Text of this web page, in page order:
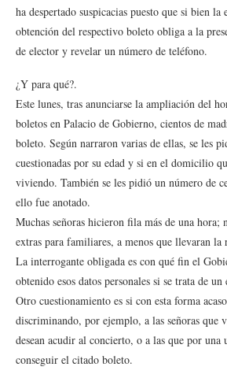
ha despertado suspicacias puesto que si bien
obtención del respectivo boleto obliga a la
de elector y revelar un número de teléfono.
¿Y para qué?.
Este lunes, tras anunciarse la ampliación del
boletos en Palacio de Gobierno, cientos de
boleto. Según narraron varias de ellas, se les
cuestionadas por su edad y si en el domicilio
viviendo. También se les pidió un número de
ello fue anotado.
Muchas señoras hicieron fila más de una hora;
extras para familiares, a menos que llevaran la
La interrogante obligada es con qué fin el
obtenido esos datos personales si se trata de
Otro cuestionamiento es si con esta forma
discriminando, por ejemplo, a las señoras que
desean acudir al concierto, o a las que por una
conseguir el citado boleto.